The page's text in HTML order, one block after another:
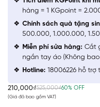
210,000₫525,000₫60% OFF
(Giá đã bao gồm VAT)
hàng = 1 KGpoint =
Chính sách quà tặng
500.000, 1.000.000,
Miễn phí sửa hàng: Cắt
ngắn tay áo (Không
Hotline: 18006226 hỗ trợ